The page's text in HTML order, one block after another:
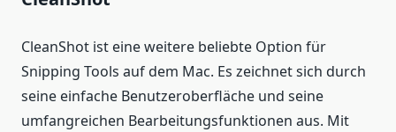
CleanShot ist eine weitere beliebte Option für
Snipping Tools auf dem Mac. Es zeichnet sich durch
seine einfache Benutzeroberfläche und seine
umfangreichen Bearbeitungsfunktionen aus. Mit